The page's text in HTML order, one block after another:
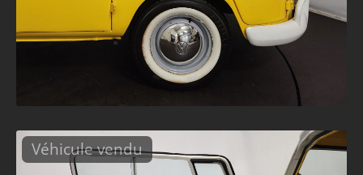
Véhicule vendu